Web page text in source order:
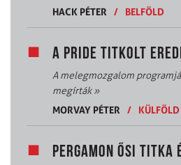
HACK PÉTER
/ BELFÖLD
A PRIDE TITKOLT
A melegmozgalom
megírták»
MORVAY PÉTER
/ KÜLFÖLD
PERGAMON ŐSI TITKA